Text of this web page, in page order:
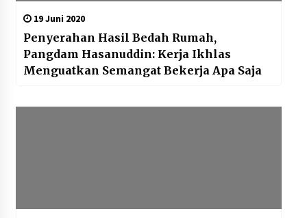
19 Juni 2020
Penyerahan Hasil Bedah Rumah,
Pangdam Hasanuddin: Kerja Ikhlas
Menguatkan Semangat Bekerja Apa Saja